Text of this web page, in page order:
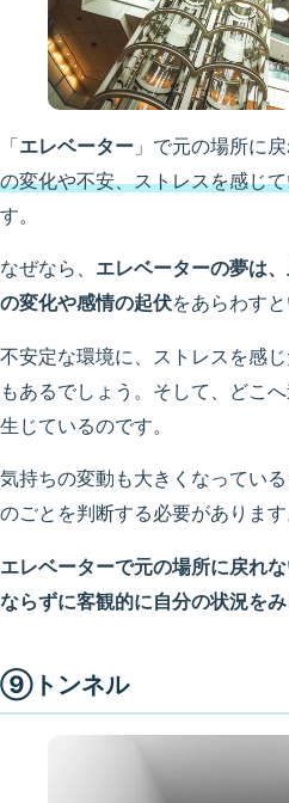
「エレベーター 」で元の場所に
の変化や不安、ストレスを感じ
す。
なぜなら、 エレベーターの夢は
の変化や感情の起伏をあらわす
不安定な環境に、ストレスを感
もあるでしょう。そして、どこ
生じているのです。
気持ちの変動も大きくなってい
のごとを判断する必要があります
エレベーターで元の場所に戻れ
ならずに客観的に自分の状況をみ
⑨トンネル